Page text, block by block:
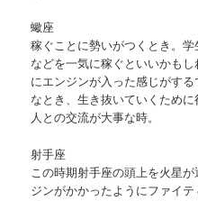
蠍座
稼ぐことに勢いがつくとき。
などを一気に稼ぐといいかも
にエンジンが入った感じがす
なとき、生き抜いていくため
人との交流が大事な時。
射手座
この時期射手座の頭上を火星
ジンがかかったようにファイ